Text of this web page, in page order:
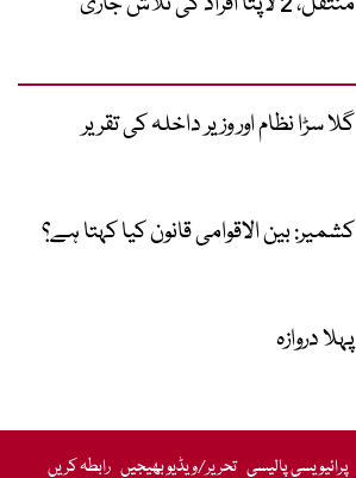
گلا سڑا نظام اور وزیر داخلہ کی تقریر
کشمیر: بین الاقوامی قانون کیا کہتا ہے؟
پہلا دروازہ
پرائیویسی پالیسی تحریر/ویڈیو بھیجیں رابطہ کریں